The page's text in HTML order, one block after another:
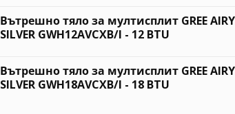
Вътрешно тяло за мултисплит GREE AIRY
SILVER GWH12AVCXB/I - 12 BTU
Вътрешно тяло за мултисплит GREE AIRY
SILVER GWH18AVCXB/I - 18 BTU